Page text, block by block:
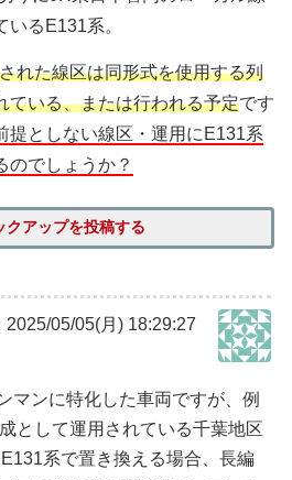
るE131系。
れた線区は同形式を使用する列
ている、または行われる予定です
提としない線区・運用にE131系
のでしょうか？
クアップを投稿する
2025/05/05(月) 18:29:27
マンに特化した車両ですが、例
として運用されている千葉地区
系で置き換える場合、長編